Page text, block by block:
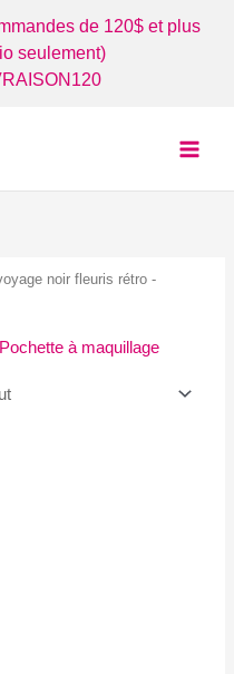
de 120$ et plus
seulement)
noir fleuris rétro -
à maquillage